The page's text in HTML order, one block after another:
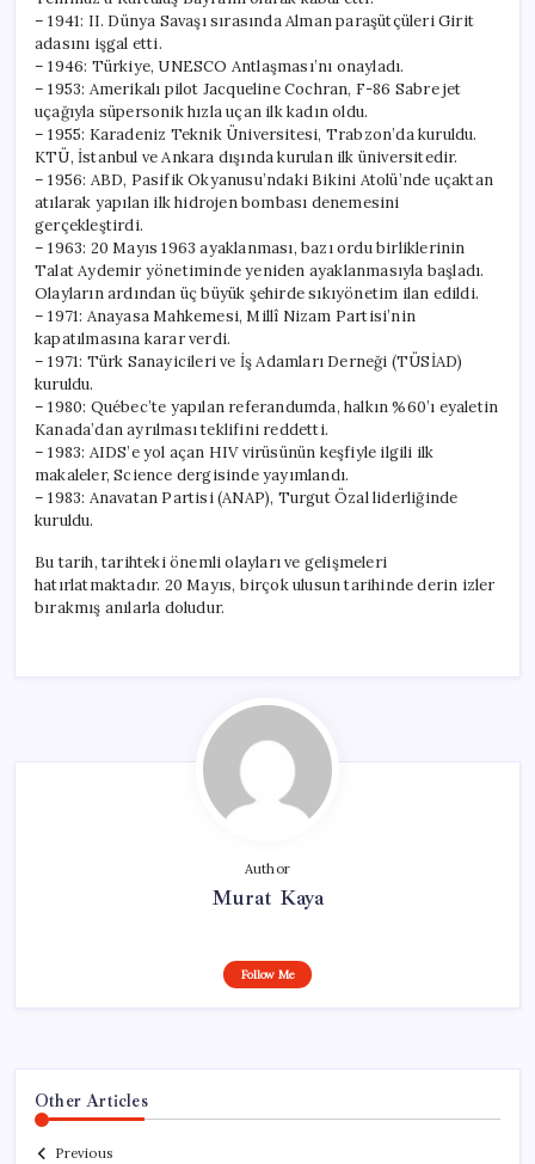
– 1941: II. Dünya Savaşı sırasında Alman paraşütçüleri Girit
adasını işgal etti.
– 1946: Türkiye, UNESCO Antlaşması’nı onayladı.
– 1953: Amerikalı pilot Jacqueline Cochran, F-86 Sabre jet
uçağıyla süpersonik hızla uçan ilk kadın oldu.
– 1955: Karadeniz Teknik Üniversitesi, Trabzon’da kuruldu.
KTÜ, İstanbul ve Ankara dışında kurulan ilk üniversitedir.
– 1956: ABD, Pasifik Okyanusu’ndaki Bikini Atolü’nde uçaktan
atılarak yapılan ilk hidrojen bombası denemesini
gerçekleştirdi.
– 1963: 20 Mayıs 1963 ayaklanması, bazı ordu birliklerinin
Talat Aydemir yönetiminde yeniden ayaklanmasıyla başladı.
Olayların ardından üç büyük şehirde sıkıyönetim ilan edildi.
– 1971: Anayasa Mahkemesi, Millî Nizam Partisi’nin
kapatılmasına karar verdi.
– 1971: Türk Sanayicileri ve İş Adamları Derneği (TÜSİAD)
kuruldu.
– 1980: Québec’te yapılan referandumda, halkın %60’ı eyaletin
Kanada’dan ayrılması teklifini reddetti.
– 1983: AIDS’e yol açan HIV virüsünün keşfiyle ilgili ilk
makaleler, Science dergisinde yayımlandı.
– 1983: Anavatan Partisi (ANAP), Turgut Özal liderliğinde
kuruldu.
Bu tarih, tarihteki önemli olayları ve gelişmeleri
hatırlatmaktadır. 20 Mayıs, birçok ulusun tarihinde derin izler
bırakmış anılarla doludur.
Author
Murat Kaya
Follow Me
Other Articles
Previous